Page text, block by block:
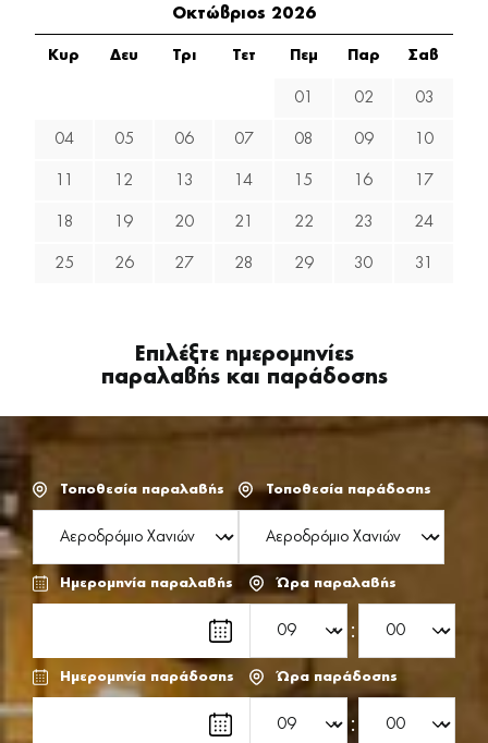
Οκτώβριος 2026
Κυρ Δευ Τρι Τετ Πεμ Παρ Σαβ
01 02 03
04 05 06 07 08 09 10
12 13 14 15 16 17
18 19 20 21 22 23 24
25 26 27 28 29 30 31
Επιλέξτε ημερομηνίες
παραλαβής και παράδοσης
Τοποθεσία παραλαβής Τοποθεσία παράδοσης
Ημερομηνία παραλαβής Ώρα παραλαβής
:
Ημερομηνία παράδοσης Ώρα παράδοσης
: